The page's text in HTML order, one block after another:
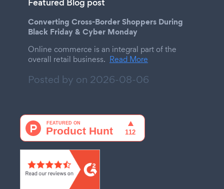
Featured Blog post
Converting Cross-Border Shoppers During
Black Friday & Cyber Monday
Online commerce is an integral part of the
overall retail business. Read More
Posted by on 2026-08-06